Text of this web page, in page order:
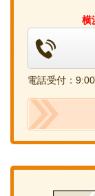
横
電話受付：